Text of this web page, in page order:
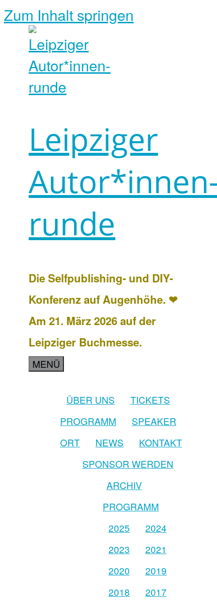
Zum Inhalt springen
Leipziger
runde
Die Selfpublishing- und DIY-
Konferenz auf Augenhöhe. ❤
Am 21. März 2026 auf der
Leipziger Buchmesse.
MENÜ
ÜBER UNS
TICKETS
PROGRAMM
SPEAKER
ORT
NEWS
KONTAKT
SPONSOR WERDEN
ARCHIV
PROGRAMM
2025
2024
2023
2021
2020
2019
2018
2017